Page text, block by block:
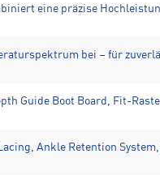
eine präzise
bei – für
Guide Boot Board, Fit-
Ankle Retention